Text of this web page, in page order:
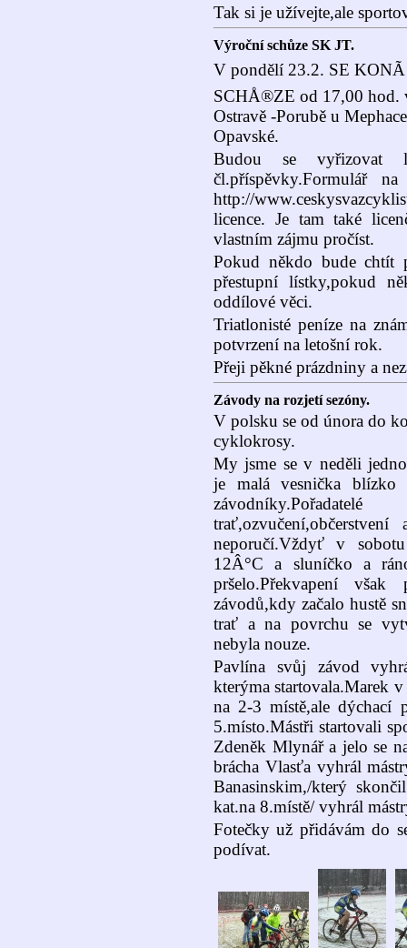
Tak si je užívejte,ale
Výroční schůze SK JT.
V pondělí 23.2. SE
SCHÅ®ZE od 17,00 hod.
Ostravě -Porubě u
Opavské.
Budou se vyřizovat
čl.příspěvky.Formulář
http://
licence. Je tam také
vlastním zájmu pročíst.
Pokud někdo bude chtít
přestupní lístky,pokud
oddílové věci.
Triatlonisté peníze na
potvrzení na letošní rok.
Přeji pěkné prázdniny a
Závody na rozjetí sezóny.
V polsku se od února do
cyklokrosy.
My jsme se v neděli
je malá vesnička
neporučí.Vždyť v
12Â°C a sluníčko a
pršelo.Překvapení
závodů,kdy začalo hustě
trať a na povrchu se
nebyla nouze.
Pavlína svůj závod
kterýma startovala.Marek
na 2-3 místě,ale dýchací
5.místo.Mástři startovali
Zdeněk Mlynář a jelo se
brácha Vlasťa vyhrál
Banasinskim,/který
kat.na 8.místě/ vyhrál
Fotečky už přidávám do
podívat.